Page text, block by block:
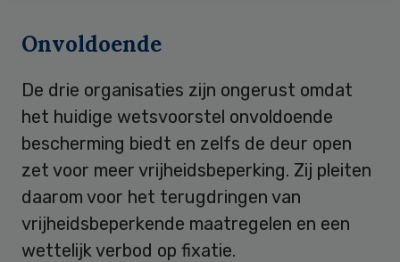
Onvoldoende
De drie organisaties zijn ongerust omdat
het huidige wetsvoorstel onvoldoende
bescherming biedt en zelfs de deur open
zet voor meer vrijheidsbeperking. Zij pleiten
daarom voor het terugdringen van
vrijheidsbeperkende maatregelen en een
wettelijk verbod op fixatie.